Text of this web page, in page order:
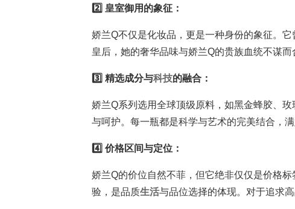
2️⃣ 皇室御用的象征：
娇兰Q不仅是化妆品，更是一种身份的象征。
皇后，她的奢华品味与娇兰Q的贵族血统不谋而
3️⃣ 精选成分与科技的融合：
娇兰Q系列选用全球顶级原料，如黑金蜂胶、
与呵护。每一瓶都是科学与艺术的完美结合，
4️⃣ 价格区间与定位：
娇兰Q的价位自然不菲，但它绝非仅仅是价格
验，是品质生活与品位选择的体现。对于追求